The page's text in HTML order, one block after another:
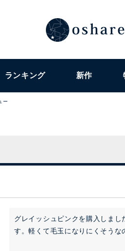
ランキング 新作
ー
グレイッシュピンクを購入しま
す。軽くて毛玉になりにくそうな